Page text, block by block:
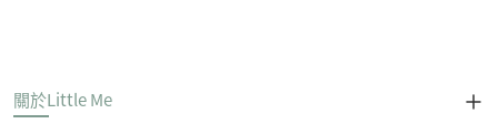
關於Little Me